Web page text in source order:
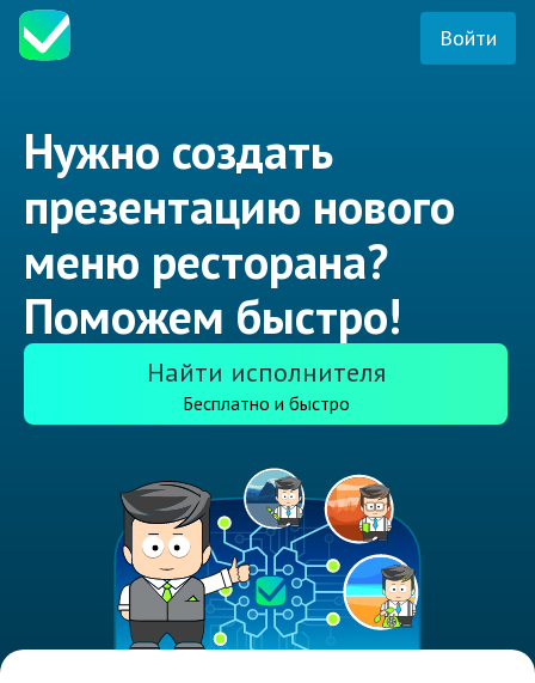
Войти
Нужно создать
презентацию нового
меню ресторана?
Поможем быстро!
Найти исполнителя
Бесплатно и быстро